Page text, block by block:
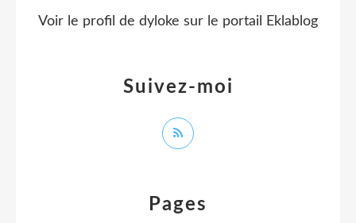
Pages
Suivez-moi
Voir le profil de dyloke sur le portail Eklablog